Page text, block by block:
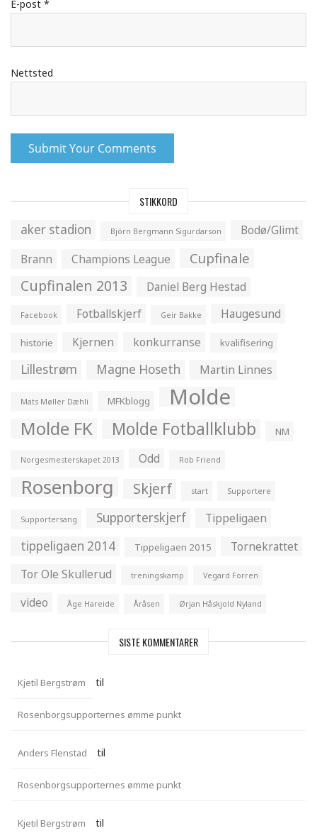
E-post *
Nettsted
STIKKORD
aker stadion Björn Bergmann Sigurdarson
Bodø/Glimt
Brann
Champions League Cupfinale
Cupfinalen 2013 Daniel Berg Hestad
Facebook Fotballskjerf Geir Bakke Haugesund
historie Kjernen konkurranse kvalifisering
Lillestrøm Magne Hoseth Martin Linnes
Mats Møller Dæhli MFKblogg Molde
Molde FK Molde Fotballklubb NM
Norgesmesterskapet 2013 Odd Rob Friend
Rosenborg Skjerf start Supportere
Supportersang Supporterskjerf Tippeligaen
tippeligaen 2014 Tippeligaen 2015
Tornekrattet
Tor Ole Skullerud
treningskamp Vegard Forren
video Åge Hareide Åråsen Ørjan Håskjold Nyland
SISTE KOMMENTARER
Kjetil Bergstrøm til
Rosenborgsupporternes ømme punkt
Anders Flenstad til
Rosenborgsupporternes ømme punkt
Kjetil Bergstrøm til